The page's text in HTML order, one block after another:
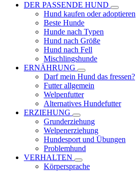
DER PASSENDE HUND
Hund kaufen oder adoptieren
Beste Hunde
Hunde nach Typen
Hund nach Größe
Hund nach Fell
Mischlingshunde
ERNÄHRUNG
Darf mein Hund das fressen?
Futter allgemein
Welpenfutter
Alternatives Hundefutter
ERZIEHUNG
Grunderziehung
Welpenerziehung
Hundesport und Übungen
Problemhund
VERHALTEN
Körpersprache